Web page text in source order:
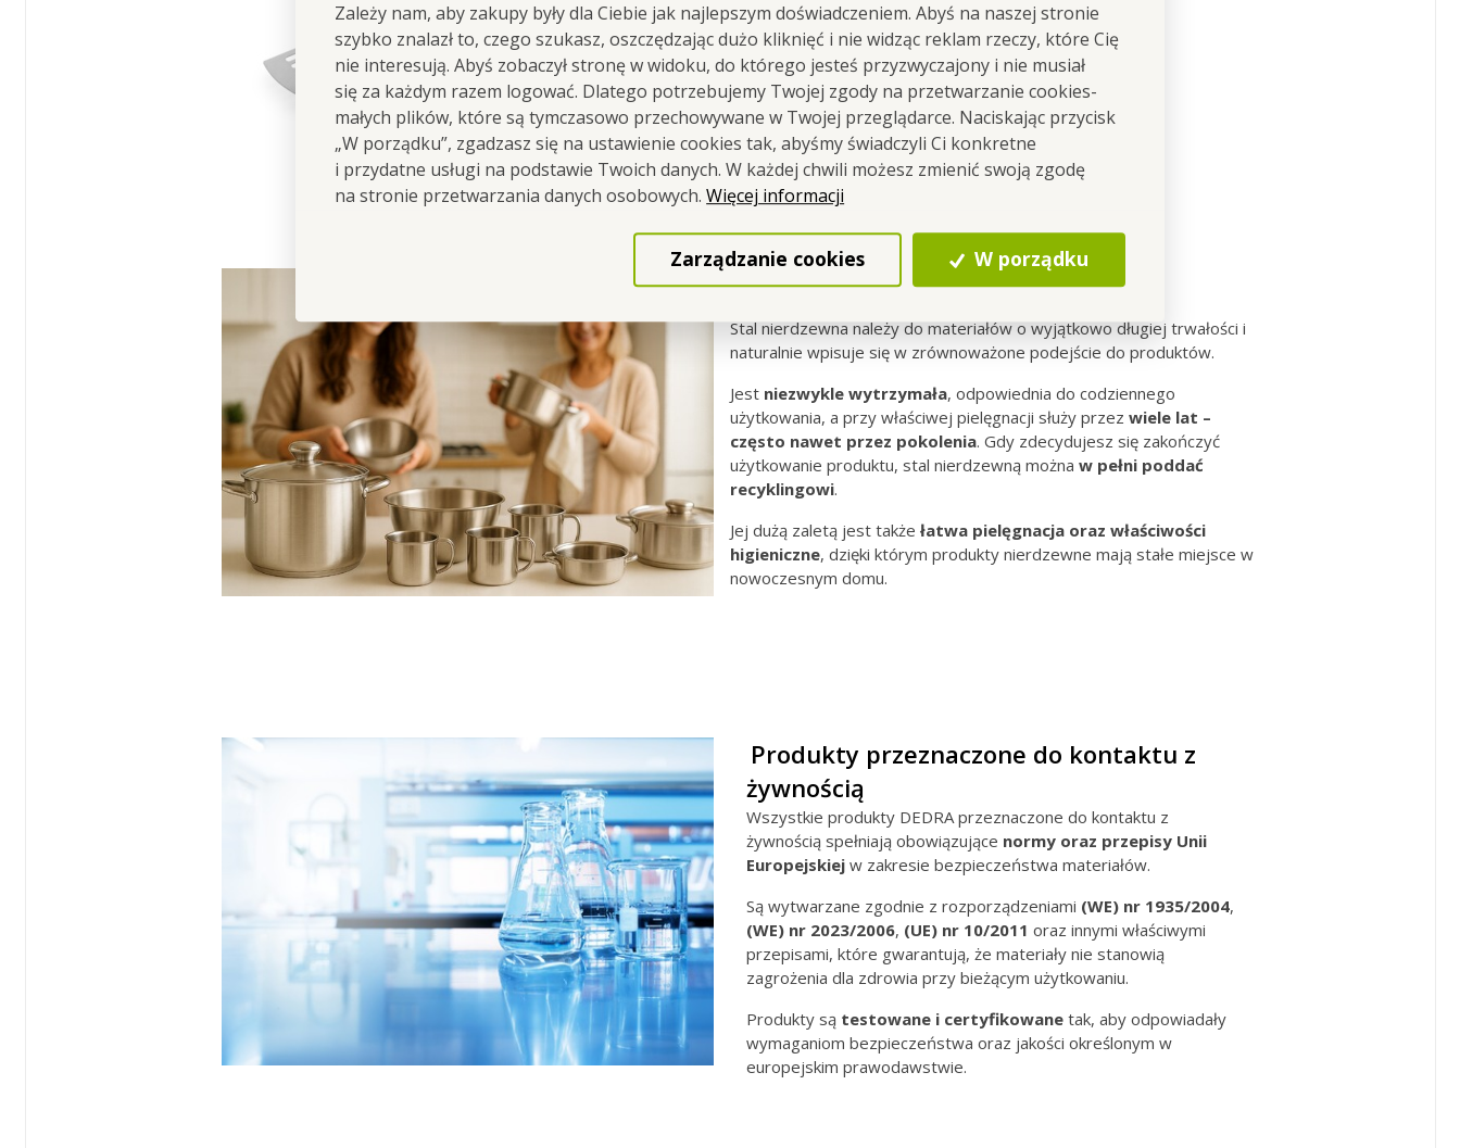
Zależy nam, aby zakupy były dla Ciebie jak najlepszym doświadczeniem. Abyś na naszej stronie
szybko znalazł to, czego szukasz, oszczędzając dużo kliknięć i nie widząc reklam rzeczy, które Cię
nie interesują. Abyś zobaczył stronę w widoku, do którego jesteś przyzwyczajony i nie musiał
się za każdym razem logować. Dlatego potrzebujemy Twojej zgody na przetwarzanie cookies-
małych plików, które są tymczasowo przechowywane w Twojej przeglądarce. Naciskając przycisk
„W porządku”, zgadzasz się na ustawienie cookies tak, abyśmy świadczyli Ci konkretne
i przydatne usługi na podstawie Twoich danych. W każdej chwili możesz zmienić swoją zgodę
na stronie przetwarzania danych osobowych.Więcej informacji
Zarządzanie cookies W porządku
Nierdzewka na długie lata
Stal nierdzewna należy do materiałów o wyjątkowo długiej trwałości i
naturalnie wpisuje się w zrównoważone podejście do produktów.
Jest niezwykle wytrzymała, odpowiednia do codziennego
użytkowania, a przy właściwej pielęgnacji służy przez wiele lat –
często nawet przez pokolenia. Gdy zdecydujesz się zakończyć
użytkowanie produktu, stal nierdzewną można w pełni poddać
recyklingowi.
Jej dużą zaletą jest także łatwa pielęgnacja oraz właściwości
higieniczne, dzięki którym produkty nierdzewne mają stałe miejsce w
nowoczesnym domu.
Produkty przeznaczone do kontaktu z
żywnością
Wszystkie produkty DEDRA przeznaczone do kontaktu z
żywnością spełniają obowiązujące normy oraz przepisy Unii
Europejskiej w zakresie bezpieczeństwa materiałów.
Są wytwarzane zgodnie z rozporządzeniami (WE) nr 1935/2004,
(WE) nr 2023/2006, (UE) nr 10/2011 oraz innymi właściwymi
przepisami, które gwarantują, że materiały nie stanowią
zagrożenia dla zdrowia przy bieżącym użytkowaniu.
Produkty są testowane i certyfikowane tak, aby odpowiadały
wymaganiom bezpieczeństwa oraz jakości określonym w
europejskim prawodawstwie.